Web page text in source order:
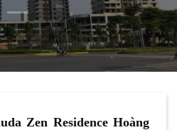
Zen Residence Hoàng